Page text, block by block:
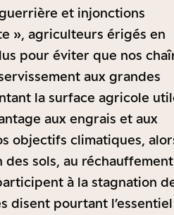
et injonctions
», agriculteurs érigés en
pour éviter que nos
aux grandes
la surface agricole
aux engrais et aux
objectifs climatiques,
des sols, au réchauffement
à la stagnation
disent pourtant